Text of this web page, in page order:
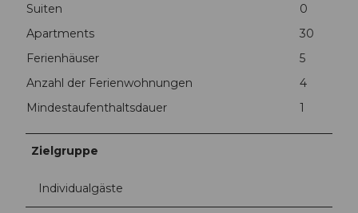
Suiten
0
Apartments
30
Ferienhäuser
5
Anzahl der Ferienwohnungen
4
Mindestaufenthaltsdauer
1
Zielgruppe
Individualgäste